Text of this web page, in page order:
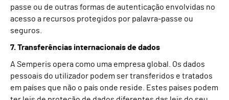
passe ou de outras formas de autenticação envolvidas no
acesso a recursos protegidos por palavra-passe ou
seguros.
7. Transferências internacionais de dados
A Semperis opera como uma empresa global. Os dados
pessoais do utilizador podem ser transferidos e tratados
em países que não o país onde reside. Estes países podem